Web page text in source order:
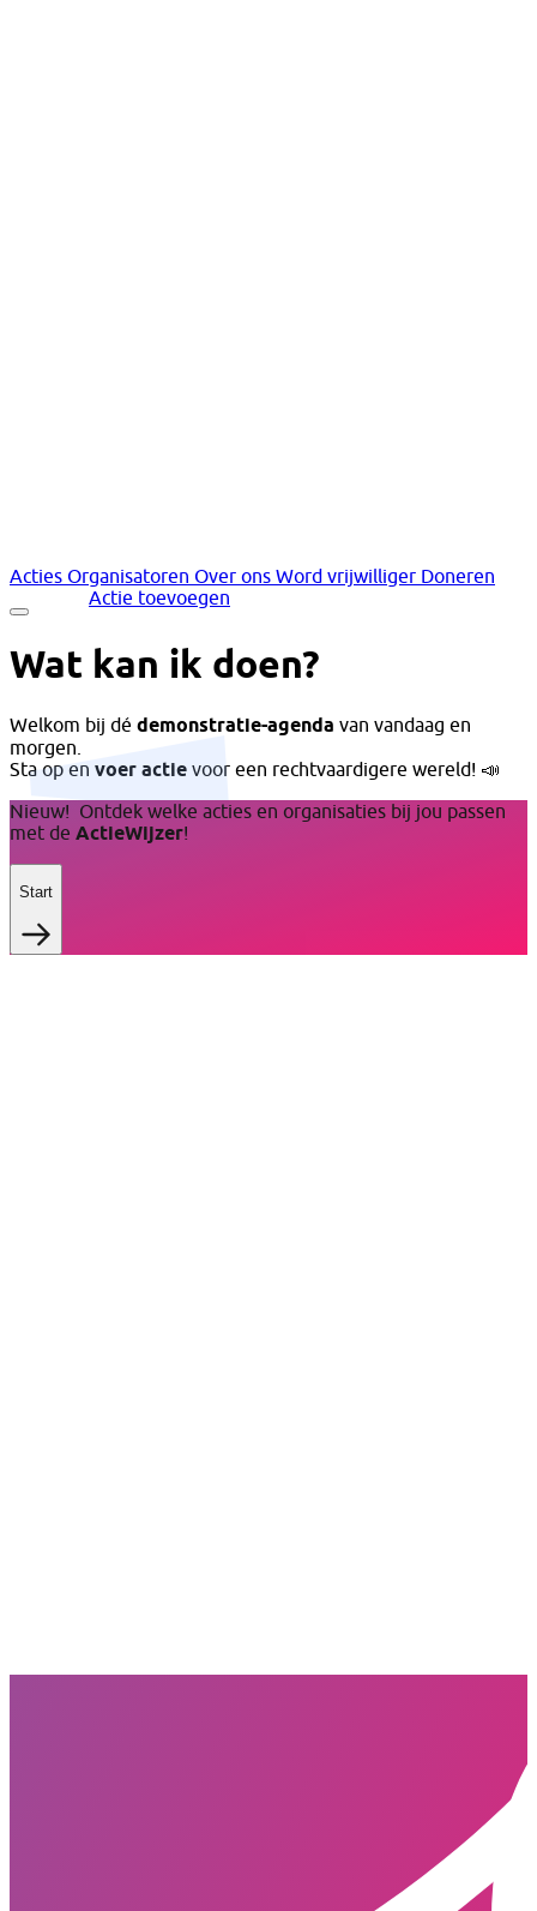
Acties Organisatoren Over ons Word vrijwilliger Doneren
Actie toevoegen
Wat kan ik doen?
Welkom bij dé demonstratie-agenda van vandaag en
morgen.
Sta op en voer actie voor een rechtvaardigere wereld! 📣
Nieuw! Ontdek welke acties en organisaties bij jou passen
met de ActieWijzer!
Start